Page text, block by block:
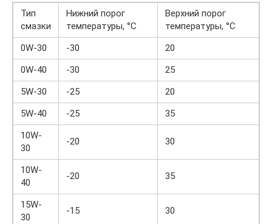
Тип
смазки
Нижний порог
температуры, °С
Верхний порог
температуры, °С
0W-30
-30
20
0W-40
-30
25
5W-30
-25
20
5W-40
-25
35
10W-
30
-20 30
10W-
40
-20 35
15W-
30
-15 30